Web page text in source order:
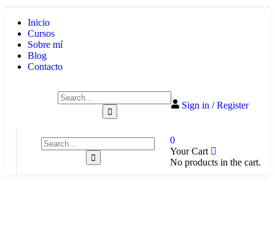
Inicio
Cursos
Sobre mí
Blog
Contacto
Sign in / Register
0
Your Cart
No products in the cart.